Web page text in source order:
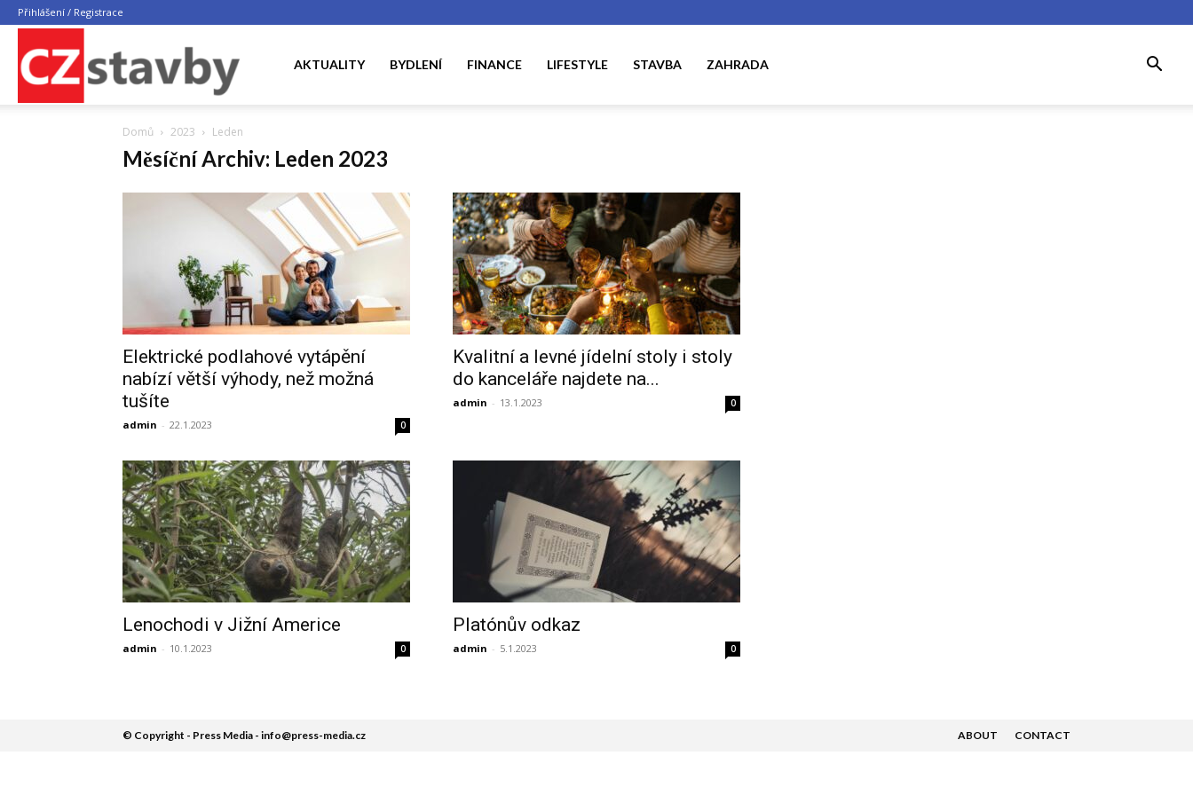
Přihlášení / Registrace
AKTUALITY BYDLENÍ FINANCE LIFESTYLE STAVBA ZAHRADA
Domů 2023 Leden
Měsíční Archiv: Leden 2023
Elektrické podlahové vytápění
nabízí větší výhody, než možná
tušíte
admin - 22.1.2023 0
Kvalitní a levné jídelní stoly i stoly
do kanceláře najdete na...
admin - 13.1.2023 0
Lenochodi v Jižní Americe
admin - 10.1.2023 0
Platónův odkaz
admin - 5.1.2023 0
ABOUT CONTACT
© Copyright - Press Media - info@press-media.cz